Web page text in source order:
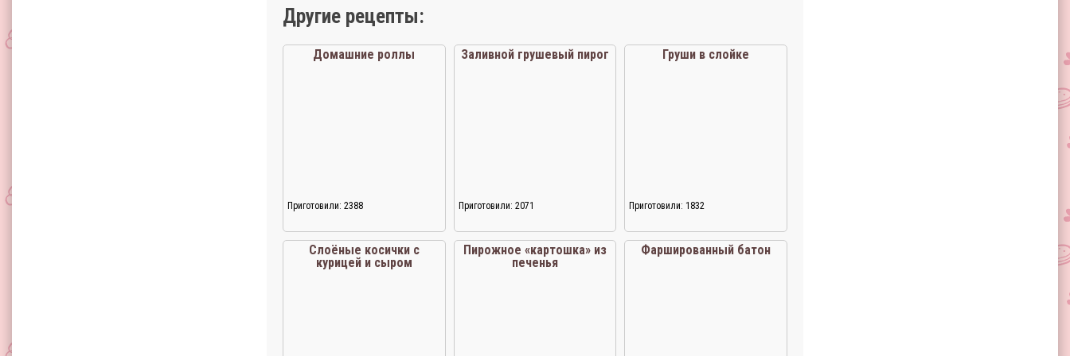
Другие рецепты:
Домашние роллы
Приготовили: 2388
Заливной грушевый пирог
Приготовили: 2071
Груши в слойке
Приготовили: 1832
Слоёные косички с
курицей и сыром
Пирожное «картошка» из
печенья
Фаршированный батон